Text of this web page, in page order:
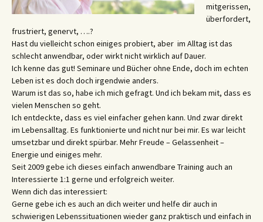
mitgerissen,
überfordert,
frustriert, genervt, ….?
Hast du vielleicht schon einiges probiert, aber im Alltag ist das
schlecht anwendbar, oder wirkt nicht wirklich auf Dauer.
Ich kenne das gut! Seminare und Bücher ohne Ende, doch im echten
Leben ist es doch doch irgendwie anders.
Warum ist das so, habe ich mich gefragt. Und ich bekam mit, dass es
vielen Menschen so geht.
Ich entdeckte, dass es viel einfacher gehen kann. Und zwar direkt
im Lebensalltag. Es funktionierte und nicht nur bei mir. Es war leicht
umsetzbar und direkt spürbar. Mehr Freude – Gelassenheit –
Energie und einiges mehr.
Seit 2009 gebe ich dieses einfach anwendbare Training auch an
Interessierte 1:1 gerne und erfolgreich weiter.
Wenn dich das interessiert:
Gerne gebe ich es auch an dich weiter und helfe dir auch in
schwierigen Lebenssituationen wieder ganz praktisch und einfach in